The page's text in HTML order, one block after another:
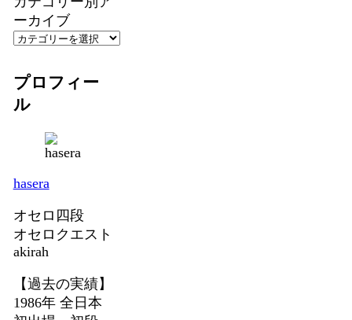
ーカイブ
プロフィー
ル
hasera
オセロ四段
オセロクエスト
akirah
【過去の実績】
1986年 全日本